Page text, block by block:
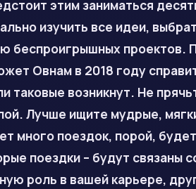
этим заниматься
изучить все идеи,
беспроигрышных проектов.
Овнам в 2018 году
таковые возникнут. Не
Лучше ищите мудрые,
много поездок, порой,
поездки – будут связаны
роль в вашей карьере,